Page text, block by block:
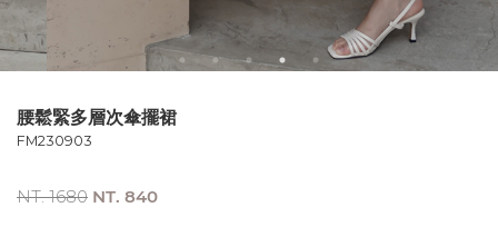
腰鬆緊多層次傘擺裙
FM230903
NT. 1680 NT. 840